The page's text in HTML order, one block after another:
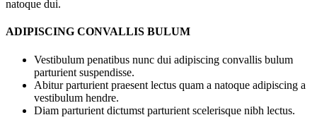
natoque dui.
ADIPISCING CONVALLIS BULUM
Vestibulum penatibus nunc dui adipiscing convallis bulum
parturient suspendisse.
Abitur parturient praesent lectus quam a natoque adipiscing a
vestibulum hendre.
Diam parturient dictumst parturient scelerisque nibh lectus.